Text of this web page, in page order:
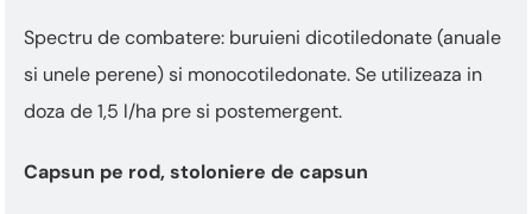
Spectru de combatere: buruieni dicotiledonate (anuale
si unele perene) si monocotiledonate. Se utilizeaza in
doza de 1,5 l/ha pre si postemergent.
Capsun pe rod, stoloniere de capsun